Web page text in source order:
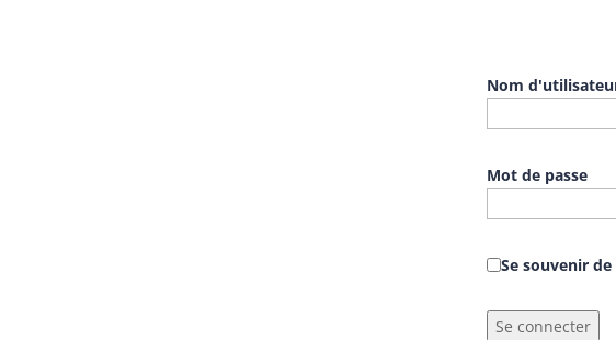
Nom
Mot de passe
Se souvenir